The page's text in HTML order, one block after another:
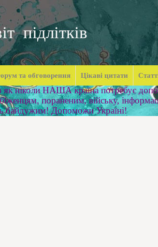
підлітків
та обговорення Цікаві цитати
як ніколи НАША країна потребує
пораненим, війську,
байдужим! Допоможи Україні!